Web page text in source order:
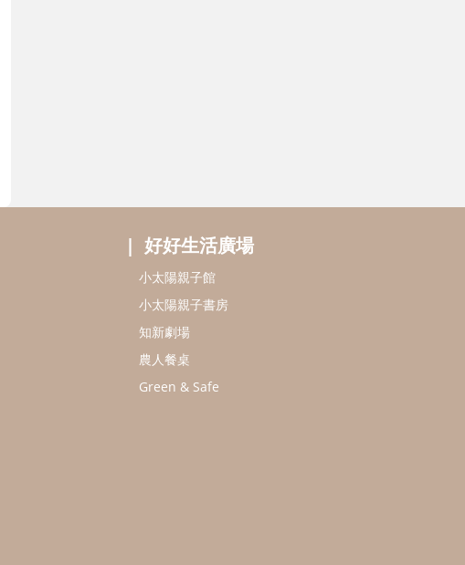
好好生活廣場
小太陽親子館
小太陽親子書房
知新劇場
農人餐桌
Green & Safe